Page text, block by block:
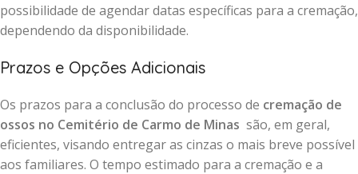
possibilidade de agendar datas específicas para a cremação,
dependendo da disponibilidade.
Prazos e Opções Adicionais
Os prazos para a conclusão do processo de cremação de
ossos no Cemitério de Carmo de Minas são, em geral,
eficientes, visando entregar as cinzas o mais breve possível
aos familiares. O tempo estimado para a cremação e a